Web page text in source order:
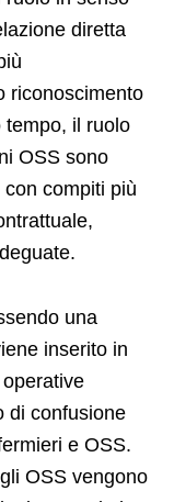
diretta
riconoscimento
tempo, il ruolo
OSS sono
compiti più
una
inserito in
di confusione
e OSS.
OSS vengono